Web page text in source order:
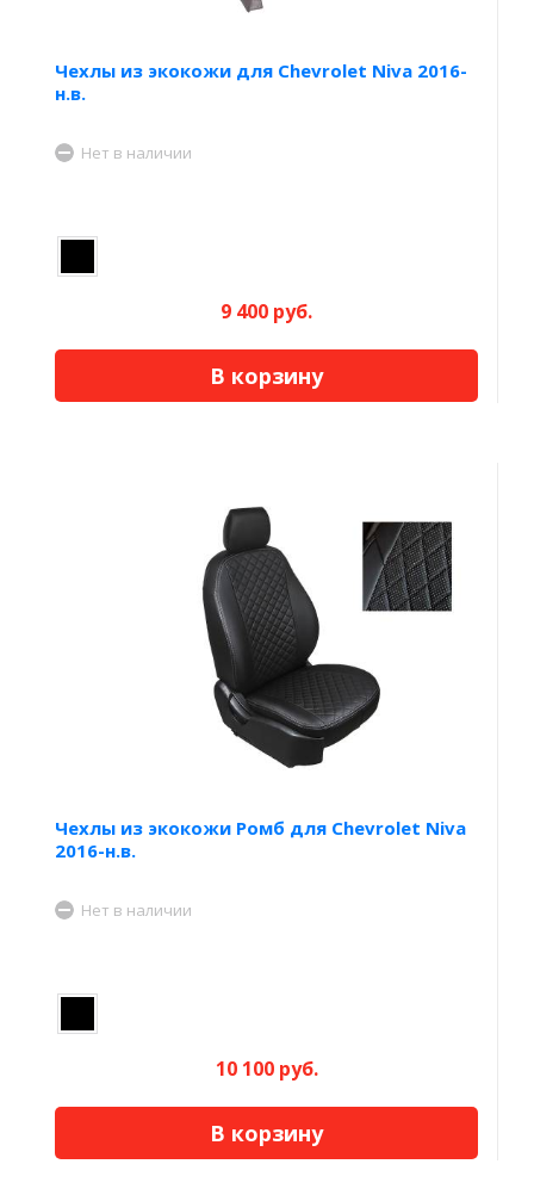
Чехлы из экокожи для Chevrolet Niva 2016-
н.в.
Нет в наличии
9 400 руб.
В корзину
Чехлы из экокожи Ромб для Chevrolet Niva
2016-н.в.
Нет в наличии
10 100 руб.
В корзину